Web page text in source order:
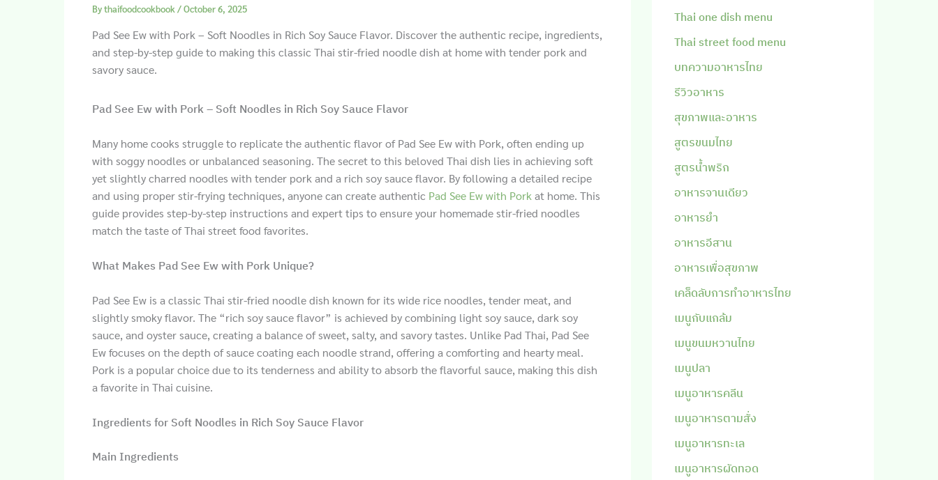
Bythaifoodcookbook /October 6, 2025
Pad See Ew with Pork – Soft Noodles in Rich Soy Sauce Flavor. Discover the authentic recipe, ingredients,
and step-by-step guide to making this classic Thai stir-fried noodle dish at home with tender pork and
savory sauce.
Pad See Ew with Pork – Soft Noodles in Rich Soy Sauce Flavor
Many home cooks struggle to replicate the authentic flavor of Pad See Ew with Pork, often ending up
with soggy noodles or unbalanced seasoning. The secret to this beloved Thai dish lies in achieving soft
yet slightly charred noodles with tender pork and a rich soy sauce flavor. By following a detailed recipe
and using proper stir-frying techniques, anyone can create authentic Pad See Ew with Porkat home. This
guide provides step-by-step instructions and expert tips to ensure your homemade stir-fried noodles
match the taste of Thai street food favorites.
What Makes Pad See Ew with Pork Unique?
Pad See Ew is a classic Thai stir-fried noodle dish known for its wide rice noodles, tender meat, and
slightly smoky flavor. The “rich soy sauce flavor” is achieved by combining light soy sauce, dark soy
sauce, and oyster sauce, creating a balance of sweet, salty, and savory tastes. Unlike Pad Thai, Pad See
Ew focuses on the depth of sauce coating each noodle strand, offering a comforting and hearty meal.
Pork is a popular choice due to its tenderness and ability to absorb the flavorful sauce, making this dish
a favorite in Thai cuisine.
Ingredients for Soft Noodles in Rich Soy Sauce Flavor
Main Ingredients
Thai one dish menu
Thai street food menu
บทความอาหารไทย
รีวิวอาหาร
สุขภาพและอาหาร
สูตรขนมไทย
สูตรน้ำพริก
อาหารจานเดียว
อาหารยำ
อาหารอีสาน
อาหารเพื่อสุขภาพ
เคล็ดลับการทำอาหารไทย
เมนูกับแกล้ม
เมนูขนมหวานไทย
เมนูปลา
เมนูอาหารคลีน
เมนูอาหารตามสั่ง
เมนูอาหารทะเล
เมนูอาหารผัดทอด